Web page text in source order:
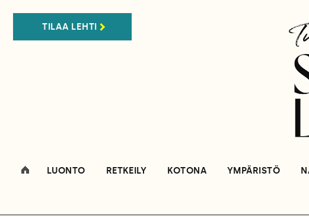
TILAA LEHTI
LUONTO RETKEILY KOTONA YMPÄRISTÖ